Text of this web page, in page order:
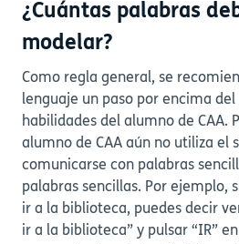
¿Cuántas palabras
modelar?
Como regla general, se
lenguaje un paso por encima
habilidades del alumno de CAA.
alumno de CAA aún no utiliza el
comunicarse con palabras
palabras sencillas. Por ejemplo,
ir a la biblioteca, puedes decir
ir a la biblioteca” y pulsar “IR”